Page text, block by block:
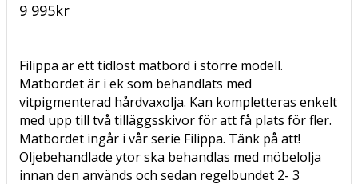
9 995kr
Filippa är ett tidlöst matbord i större modell.
Matbordet är i ek som behandlats med
vitpigmenterad hårdvaxolja. Kan kompletteras enkelt
med upp till två tilläggsskivor för att få plats för fler.
Matbordet ingår i vår serie Filippa. Tänk på att!
Oljebehandlade ytor ska behandlas med möbelolja
innan den används och sedan regelbundet 2- 3